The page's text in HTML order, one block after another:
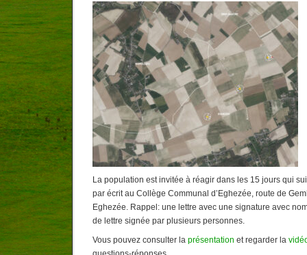
La population est invitée à réagir dans les 15 jours qui
par écrit au Collège Communal d’Eghezée, route de
Eghezée. Rappel: une lettre avec une signature avec
de lettre signée par plusieurs personnes.
Vous pouvez consulter la présentation et regarder la